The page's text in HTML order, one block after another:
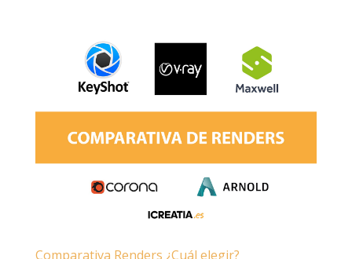
Comparativa Renders ¿Cuál elegir?